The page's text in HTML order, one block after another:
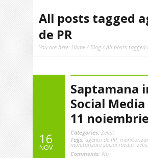
All posts tagged
de PR
You are here: Home /Blog / All posts tagged
16
NOV
Saptamana
Social Media
11
Categories: Zelist
Tags: agentii de PR,
monitorizare social media,
Comments: No